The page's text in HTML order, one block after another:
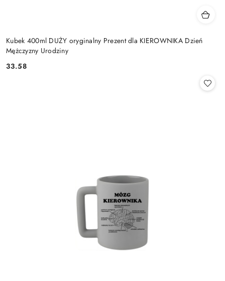
Kubek 400ml DUŻY oryginalny Prezent dla KIEROWNIKA Dzień
Mężczyzny Urodziny
Cena:
33.58